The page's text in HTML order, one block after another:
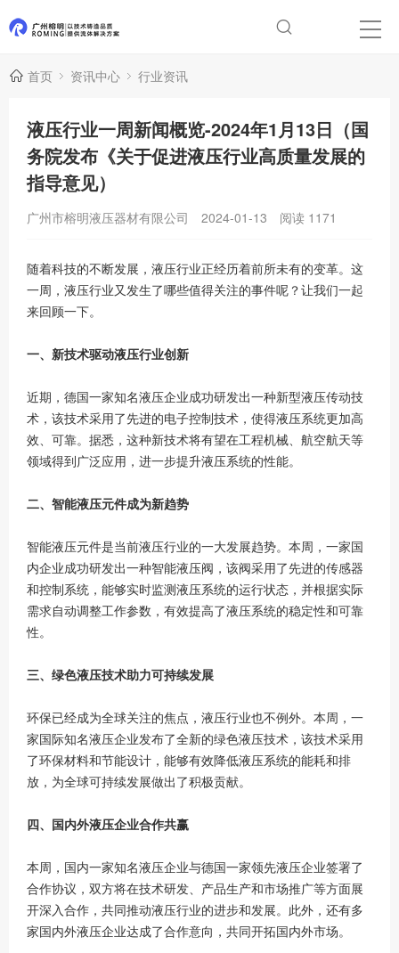
首页 资讯中心 行业资讯
液压行业一周新闻概览-2024年1月13日（国
务院发布《关于促进液压行业高质量发展的
指导意见）
广州市榕明液压器材有限公司 2024-01-13 阅读 1171
随着科技的不断发展，液压行业正经历着前所未有的变革。这
一周，液压行业又发生了哪些值得关注的事件呢？让我们一起
来回顾一下。
一、新技术驱动液压行业创新
近期，德国一家知名液压企业成功研发出一种新型液压传动技
术，该技术采用了先进的电子控制技术，使得液压系统更加高
效、可靠。据悉，这种新技术将有望在工程机械、航空航天等
领域得到广泛应用，进一步提升液压系统的性能。
二、智能液压元件成为新趋势
智能液压元件是当前液压行业的一大发展趋势。本周，一家国
内企业成功研发出一种智能液压阀，该阀采用了先进的传感器
和控制系统，能够实时监测液压系统的运行状态，并根据实际
需求自动调整工作参数，有效提高了液压系统的稳定性和可靠
性。
三、绿色液压技术助力可持续发展
环保已经成为全球关注的焦点，液压行业也不例外。本周，一
家国际知名液压企业发布了全新的绿色液压技术，该技术采用
了环保材料和节能设计，能够有效降低液压系统的能耗和排
放，为全球可持续发展做出了积极贡献。
四、国内外液压企业合作共赢
本周，国内一家知名液压企业与德国一家领先液压企业签署了
合作协议，双方将在技术研发、产品生产和市场推广等方面展
开深入合作，共同推动液压行业的进步和发展。此外，还有多
家国内外液压企业达成了合作意向，共同开拓国内外市场。